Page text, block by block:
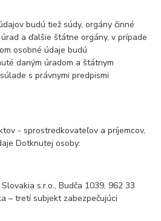
budú tiež súdy, orgány činné
a ďalšie štátne orgány, v prípade
osobné údaje budú
daným úradom a štátnym
s právnymi predpismi
- sprostredkovateľov a príjemcov,
Dotknutej osoby:
s.r.o., Budča 1039, 962 33
– tretí subjekt zabezpečujúci